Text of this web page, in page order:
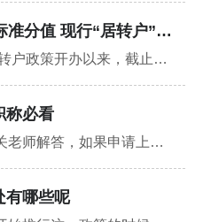
上海55万人达标准分值 现行“居转户”政策年底到期
从2009年上海居转户政策开办以来，截止至2015年底，已经累计有2.4万人通过“居转户”政策成功取得了上海户籍。据报道，当前上海已经有55万多人达到了标准分值，现行“居转户”政策年底到期
称必看
上海人才中心相关老师解答，如果申请上海居住证转户口人员在办理好居住证之前取得的职称是可以被承认的，但是如果是在办理完成居住证之后再取得其它非上海的职称，老师可以认为你是在作弊，另外职称一定要有聘用单位，必须要网上可以查到证书编号
有哪些呢